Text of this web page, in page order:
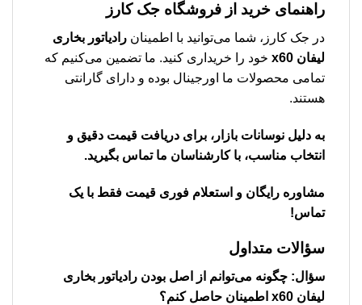
راهنمای خرید از فروشگاه جک کارز
در جک کارز، شما می‌توانید با اطمینان رادیاتور بخاری
لیفان x60
خود را خریداری کنید. ما تضمین می‌کنیم که
تمامی محصولات ما اورجینال بوده و دارای گارانتی
هستند.
به دلیل نوسانات بازار، برای دریافت قیمت دقیق و
انتخاب مناسب، با کارشناسان ما تماس بگیرید.
مشاوره رایگان و استعلام فوری قیمت فقط با یک
تماس!
سؤالات متداول
سؤال: چگونه می‌توانم از اصل بودن رادیاتور بخاری
لیفان x60
اطمینان حاصل کنم؟